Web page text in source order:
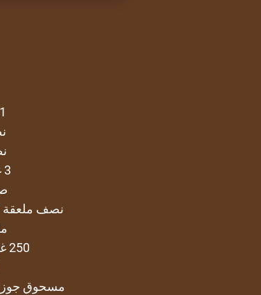
1 1/2 كوب دقيق
3 غرام بايكنج باودر
نصف ملعقة
250 غرام من التمر الطري
مسحوق جوز